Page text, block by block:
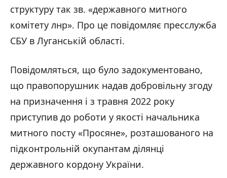
структуру так зв. «державного митного
комітету лнр». Про це повідомляє пресслужба
СБУ в Луганській області.
Повідомляться, що було задокументовано,
що правопорушник надав добровільну згоду
на призначення і з травня 2022 року
приступив до роботи у якості начальника
митного посту «Просяне», розташованого на
підконтрольній окупантам ділянці
державного кордону України.